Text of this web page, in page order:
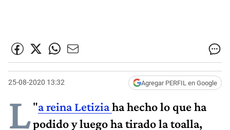
25-08-2020 13:32 Agregar PERFIL en Google
"
L a reina Letiziaha hecho lo que ha
podido y luego ha tirado la toalla,